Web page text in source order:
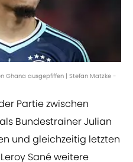
Ghana ausgepfiffen | Stefan Matzke -
Partie zwischen
Bundestrainer Julian
und gleichzeitig letzten
Sané weitere